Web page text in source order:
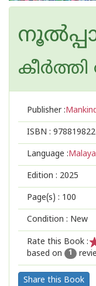
കീർത്തി
Publisher :
ISBN :
Language :
Edition : 2025
Page(s) : 100
Condition : New
Rate this Book :
1
based on
1
Share this Book